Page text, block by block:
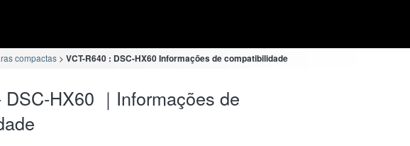
compactas VCT-R640 : DSC-HX60 Informações de compatibilidade
DSC-HX60 ｜Informações de